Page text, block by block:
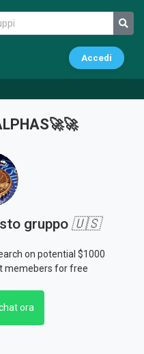
Accedi
gruppo 🇺🇸
on potential $1000
memebers for free
ora